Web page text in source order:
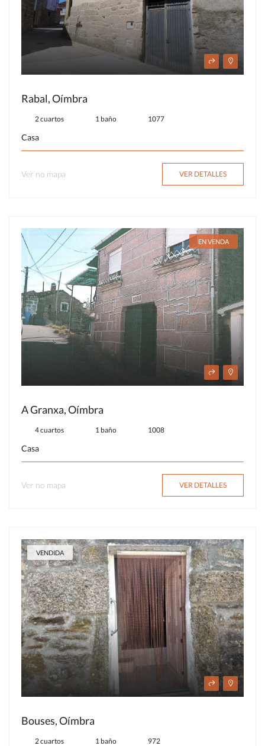
Rabal, Oímbra
2 cuartos 1 baño 1077
Casa
Ver no mapa VER DETALLES
EN VENDA
A Granxa, Oímbra
4 cuartos 1 baño 1008
Casa
Ver no mapa VER DETALLES
VENDIDA
Bouses, Oímbra
2 cuartos 1 baño 972